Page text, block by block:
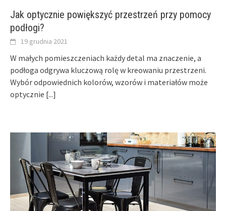
Jak optycznie powiększyć przestrzeń przy pomocy
podłogi?
19 grudnia 2021
W małych pomieszczeniach każdy detal ma znaczenie, a
podłoga odgrywa kluczową rolę w kreowaniu przestrzeni.
Wybór odpowiednich kolorów, wzorów i materiałów może
optycznie [...]